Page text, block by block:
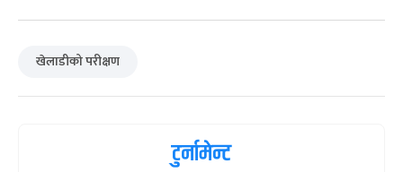
खेलाडीको परीक्षण
टुर्नामेन्ट